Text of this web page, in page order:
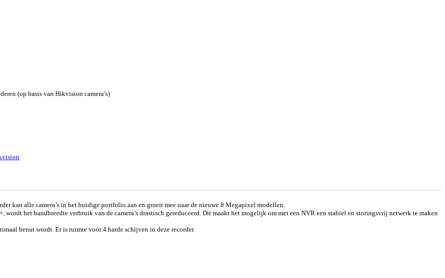
(op basis van Hikvision camera’s)
kan alle camera’s in het huidige portfolio aan en groeit mee naar de nieuwe 8 Megapixel modellen.
het bandbreedte verbruik van de camera’s drastisch gereduceerd. Dit maakt het mogelijk om met een NVR een stabiel en storingsvrij netwerk te maken
benut wordt. Er is ruimte voor 4 harde schijven in deze recorder.